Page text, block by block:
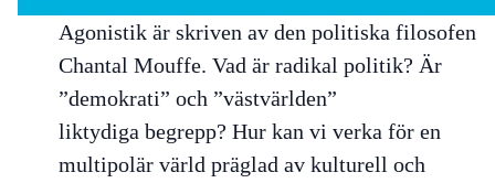
Agonistik är skriven av den politiska filosofen
Chantal Mouffe. Vad är radikal politik? Är
”demokrati” och ”västvärlden”
liktydiga begrepp? Hur kan vi verka för en
multipolär värld präglad av kulturell och